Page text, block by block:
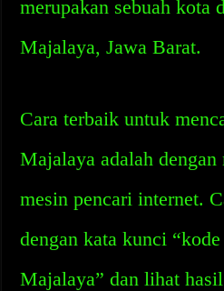
merupakan sebuah kota
Majalaya, Jawa Barat.
Cara terbaik untuk
Majalaya adalah dengan
mesin pencari internet.
dengan kata kunci “kode
Majalaya” dan lihat